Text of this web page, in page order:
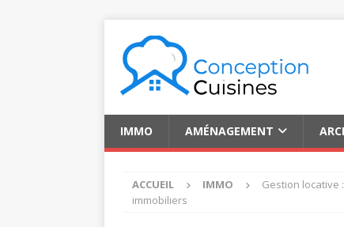
IMMO AMÉNAGEMENT
ACCUEIL IMMO
Gestion
immobiliers